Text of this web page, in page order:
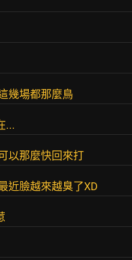
幾場都那麼鳥
...
以那麼快回來打
近臉越來越臭了XD